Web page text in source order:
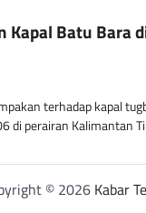
Kapal Batu Bara
terhadap kapal
di perairan Kalimantan
© 2026 Kabar